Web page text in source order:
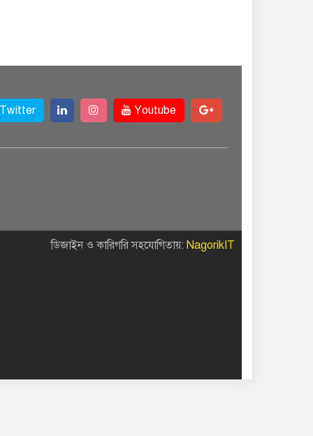
Twitter Youtube
ডিজাইন ও কারিগরি সহযোগিতায়: NagorikIT